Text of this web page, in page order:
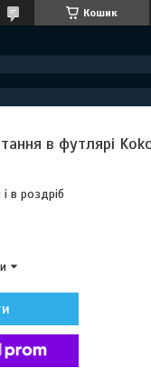
Кошик
в футлярі
в роздріб